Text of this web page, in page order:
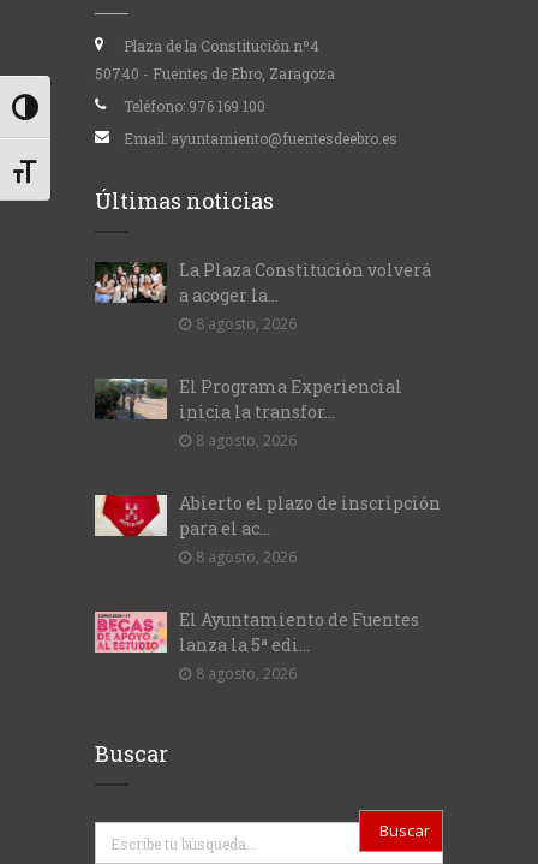
Alternar alto contraste
Alternar tamaño de letra
Plaza de la Constitución nº4
50740 - Fuentes de Ebro, Zaragoza
Teléfono: 976 169 100
Email: ayuntamiento@fuentesdeebro.es
Últimas noticias
La Plaza Constitución volverá
a acoger la...
8 agosto, 2026
El Programa Experiencial
inicia la transfor...
8 agosto, 2026
Abierto el plazo de inscripción
para el ac...
8 agosto, 2026
El Ayuntamiento de Fuentes
lanza la 5ª edi...
8 agosto, 2026
Buscar
Buscar